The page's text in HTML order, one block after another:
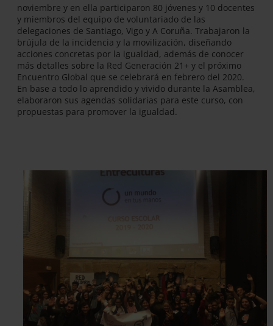
noviembre y en ella participaron 80 jóvenes y 10 docentes
y miembros del equipo de voluntariado de las
delegaciones de Santiago, Vigo y A Coruña. Trabajaron la
brújula de la incidencia y la movilización, diseñando
acciones concretas por la igualdad, además de conocer
más detalles sobre la Red Generación 21+ y el próximo
Encuentro Global que se celebrará en febrero del 2020.
En base a todo lo aprendido y vivido durante la Asamblea,
elaboraron sus agendas solidarias para este curso, con
propuestas para promover la igualdad.